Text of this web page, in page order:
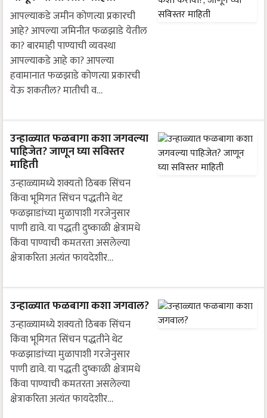
आपल्याकडे जमीन कोणत्या प्रकारची
आहे? आपल्या जमिनीत फळझाडे येतील
का? बारमाही पाण्याची व्यवस्था
आपल्याकडे आहे का? आपल्या
हवामानात फळझाडे कोणत्या प्रकारची
येऊ शकतील? मातीची व…
उन्हाळ्यात फळबागा कशा जगवल्या
पाहिजेत? जाणून घ्या सविस्तर
माहिती
उन्हाळ्यामध्ये शक्यतो ठिबक सिंचन
किंवा भूमिगत सिंचन पद्धतीने थेट
फळझाडांच्या मुळापाशी गरजेनुसार
पाणी द्यावे. या पद्धती दुष्काळी क्षेत्रामधे
किंवा पाण्याची कमतरता असलेल्या
क्षेत्राकरिता अत्यंत फायदेशीर…
उन्हाळ्यात फळबागा कशा जगवाल?
उन्हाळ्यामध्ये शक्यतो ठिबक सिंचन
किंवा भूमिगत सिंचन पद्धतीने थेट
फळझाडांच्या मुळापाशी गरजेनुसार
पाणी द्यावे. या पद्धती दुष्काळी क्षेत्रामधे
किंवा पाण्याची कमतरता असलेल्या
क्षेत्राकरिता अत्यंत फायदेशीर…